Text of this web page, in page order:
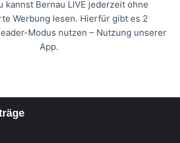
kannst Bernau LIVE jederzeit ohne
Werbung lesen. Hierfür gibt es 2
Modus nutzen – Nutzung unserer
App.